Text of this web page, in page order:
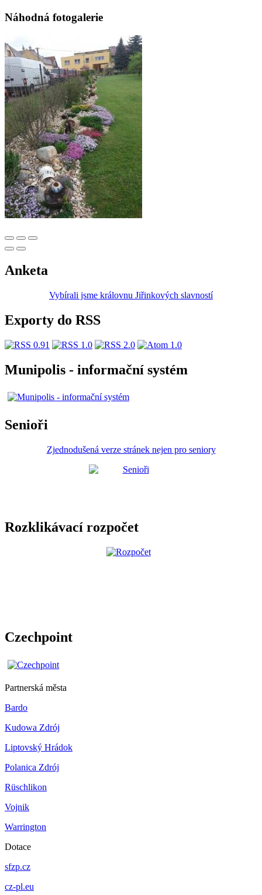
Náhodná fotogalerie
Anketa
Vybírali jsme královnu Jiřinkových slavností
Exporty do RSS
Munipolis - informační systém
Senioři
Zjednodušená verze stránek nejen pro seniory
Rozklikávací rozpočet
Czechpoint
Partnerská města
Bardo
Kudowa Zdrój
Liptovský Hrádok
Polanica Zdrój
Rüschlikon
Vojnik
Warrington
Dotace
sfzp.cz
cz-pl.eu